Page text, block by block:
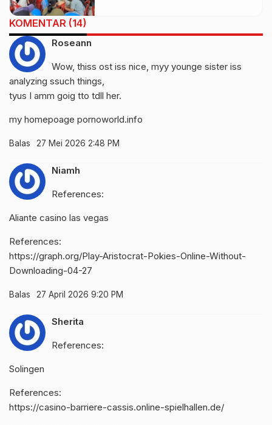
KOMENTAR (14)
Roseann
Wow, thiss ost iss nice, myy younge sister iss
analyzing ssuch things,
tyus I amm goig tto tdll her.
my homepoage pornoworld.info
Balas 27 Mei 2026 2:48 PM
Niamh
References:
Aliante casino las vegas
References:
https://graph.org/Play-Aristocrat-Pokies-Online-Without-
Downloading-04-27
Balas 27 April 2026 9:20 PM
Sherita
References:
Solingen
References:
https://casino-barriere-cassis.online-spielhallen.de/